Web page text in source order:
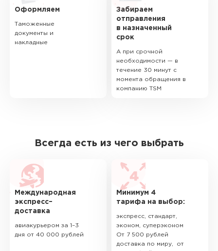
Оформляем
Таможенные
документы и
накладные
Забираем
отправления
в назначенный
срок
А при срочной
необходимости — в
течение 30 минут с
момента обращения в
компанию TSM
Всегда есть из чего выбрать
Международная
экспресс–
доставка
авиакурьером за 1–3
дня от 40 000 рублей
Минимум 4
тарифа на выбор:
экспресс, стандарт,
эконом, суперэконом
От 7 500 рублей
доставка по миру, от